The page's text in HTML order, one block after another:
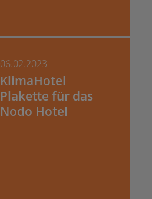
06.02.2023
KlimaHotel
Plakette für das
Nodo Hotel